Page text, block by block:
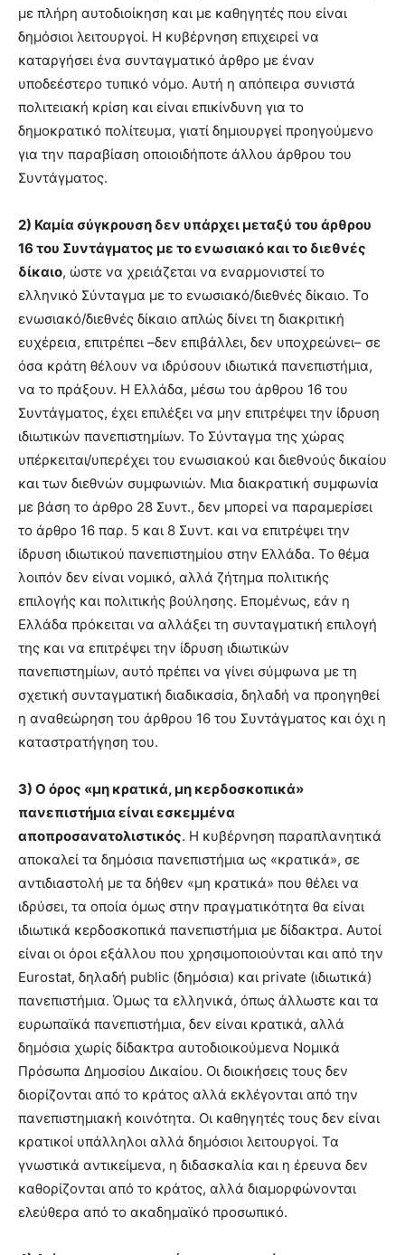
με πλήρη αυτοδιοίκηση και με καθηγητές που είναι
δημόσιοι λειτουργοί. Η κυβέρνηση επιχειρεί να
καταργήσει ένα συνταγματικό άρθρο με έναν
υποδεέστερο τυπικό νόμο. Αυτή η απόπειρα συνιστά
πολιτειακή κρίση και είναι επικίνδυνη για το
δημοκρατικό πολίτευμα, γιατί δημιουργεί προηγούμενο
για την παραβίαση οποιοιδήποτε άλλου άρθρου του
Συντάγματος.
2) Καμία σύγκρουση δεν υπάρχει μεταξύ του άρθρου
16 του Συντάγματος με το ενωσιακό και το διεθνές
δίκαιο, ώστε να χρειάζεται να εναρμονιστεί το
ελληνικό Σύνταγμα με το ενωσιακό/διεθνές δίκαιο. Το
ενωσιακό/διεθνές δίκαιο απλώς δίνει τη διακριτική
ευχέρεια, επιτρέπει –δεν επιβάλλει, δεν υποχρεώνει– σε
όσα κράτη θέλουν να ιδρύσουν ιδιωτικά πανεπιστήμια,
να το πράξουν. Η Ελλάδα, μέσω του άρθρου 16 του
Συντάγματος, έχει επιλέξει να μην επιτρέψει την ίδρυση
ιδιωτικών πανεπιστημίων. Το Σύνταγμα της χώρας
υπέρκειται/υπερέχει του ενωσιακού και διεθνούς δικαίου
και των διεθνών συμφωνιών. Μια διακρατική συμφωνία
με βάση το άρθρο 28 Συντ., δεν μπορεί να παραμερίσει
το άρθρο 16 παρ. 5 και 8 Συντ. και να επιτρέψει την
ίδρυση ιδιωτικού πανεπιστημίου στην Ελλάδα. Το θέμα
λοιπόν δεν είναι νομικό, αλλά ζήτημα πολιτικής
επιλογής και πολιτικής βούλησης. Επομένως, εάν η
Ελλάδα πρόκειται να αλλάξει τη συνταγματική επιλογή
της και να επιτρέψει την ίδρυση ιδιωτικών
πανεπιστημίων, αυτό πρέπει να γίνει σύμφωνα με τη
σχετική συνταγματική διαδικασία, δηλαδή να προηγηθεί
η αναθεώρηση του άρθρου 16 του Συντάγματος και όχι η
καταστρατήγηση του.
3) Ο όρος «μη κρατικά, μη κερδοσκοπικά»
πανεπιστήμια είναι εσκεμμένα
αποπροσανατολιστικός. Η κυβέρνηση παραπλανητικά
αποκαλεί τα δημόσια πανεπιστήμια ως «κρατικά», σε
αντιδιαστολή με τα δήθεν «μη κρατικά» που θέλει να
ιδρύσει, τα οποία όμως στην πραγματικότητα θα είναι
ιδιωτικά κερδοσκοπικά πανεπιστήμια με δίδακτρα. Αυτοί
είναι οι όροι εξάλλου που χρησιμοποιούνται και από την
Eurostat, δηλαδή public (δημόσια) και private (ιδιωτικά)
πανεπιστήμια. Όμως τα ελληνικά, όπως άλλωστε και τα
ευρωπαϊκά πανεπιστήμια, δεν είναι κρατικά, αλλά
δημόσια χωρίς δίδακτρα αυτοδιοικούμενα Νομικά
Πρόσωπα Δημοσίου Δικαίου. Οι διοικήσεις τους δεν
διορίζονται από το κράτος αλλά εκλέγονται από την
πανεπιστημιακή κοινότητα. Οι καθηγητές τους δεν είναι
κρατικοί υπάλληλοι αλλά δημόσιοι λειτουργοί. Τα
γνωστικά αντικείμενα, η διδασκαλία και η έρευνα δεν
καθορίζονται από το κράτος, αλλά διαμορφώνονται
ελεύθερα από το ακαδημαϊκό προσωπικό.